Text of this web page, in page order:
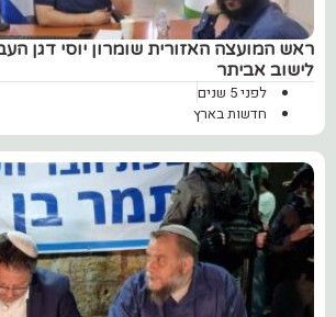
ראש המועצה האזורית שומרון יוסי דגן
לישוב אביתר
לפני 5 שנים
חדשות בארץ